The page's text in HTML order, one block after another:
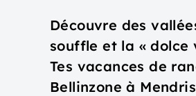
Découvre des
souffle et la « dolce
Tes vacances de
Bellinzone à